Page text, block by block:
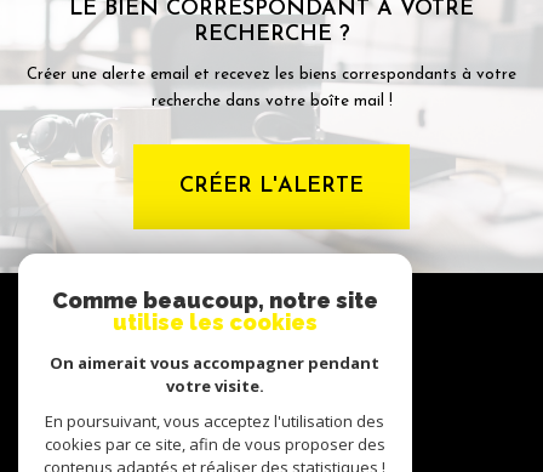
LE BIEN CORRESPONDANT À VOTRE
RECHERCHE ?
Créer une alerte email et recevez les biens correspondants à votre
recherche dans votre boîte mail !
CRÉER L'ALERTE
NOUS
suivre
NOUS
adhérons
Comme beaucoup, notre site
utilise les cookies
On aimerait vous accompagner pendant
votre visite.
En poursuivant, vous acceptez l'utilisation des
cookies par ce site, afin de vous proposer des
contenus adaptés et réaliser des statistiques !